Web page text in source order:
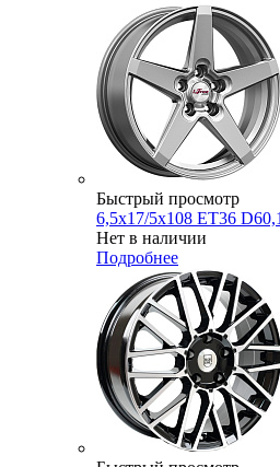
Быстрый просмотр
6,5x17/5x108 ET36
Нет в наличии
Подробнее